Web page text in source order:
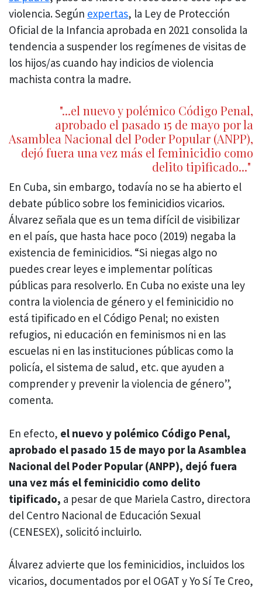
violencia. Según expertas, la Ley de Protección
Oficial de la Infancia aprobada en 2021 consolida la
tendencia a suspender los regímenes de visitas de
los hijos/as cuando hay indicios de violencia
machista contra la madre.
"...el nuevo y polémico Código Penal,
aprobado el pasado 15 de mayo por la
Asamblea Nacional del Poder Popular (ANPP),
dejó fuera una vez más el feminicidio como
delito tipificado..."
En Cuba, sin embargo, todavía no se ha abierto el
debate público sobre los feminicidios vicarios.
Álvarez señala que es un tema difícil de visibilizar
en el país, que hasta hace poco (2019) negaba la
existencia de feminicidios. “Si niegas algo no
puedes crear leyes e implementar políticas
públicas para resolverlo. En Cuba no existe una ley
contra la violencia de género y el feminicidio no
está tipificado en el Código Penal; no existen
refugios, ni educación en feminismos ni en las
escuelas ni en las instituciones públicas como la
policía, el sistema de salud, etc. que ayuden a
comprender y prevenir la violencia de género”,
comenta.
En efecto, el nuevo y polémico Código Penal,
aprobado el pasado 15 de mayo por la Asamblea
Nacional del Poder Popular (ANPP), dejó fuera
una vez más el feminicidio como delito
tipificado, a pesar de que Mariela Castro, directora
del Centro Nacional de Educación Sexual
(CENESEX), solicitó incluirlo.
Álvarez advierte que los feminicidios, incluidos los
vicarios, documentados por el OGAT y Yo Sí Te Creo,